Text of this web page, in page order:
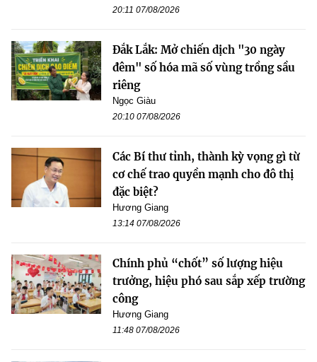
20:11 07/08/2026
Đắk Lắk: Mở chiến dịch "30 ngày
đêm" số hóa mã số vùng trồng sầu
riêng
Ngọc Giàu
20:10 07/08/2026
Các Bí thư tỉnh, thành kỳ vọng gì từ
cơ chế trao quyền mạnh cho đô thị
đặc biệt?
Hương Giang
13:14 07/08/2026
Chính phủ “chốt” số lượng hiệu
trưởng, hiệu phó sau sắp xếp trường
công
Hương Giang
11:48 07/08/2026